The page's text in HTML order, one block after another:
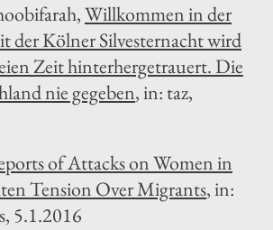
Willkommen in der
der Kölner Silvesternacht wird
Zeit hinterhergetrauert. Die
nie gegeben, in: taz,
of Attacks on Women in
Tension OverMigrants, in:
5.1.2016